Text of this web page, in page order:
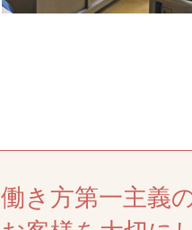
働き方第一主義